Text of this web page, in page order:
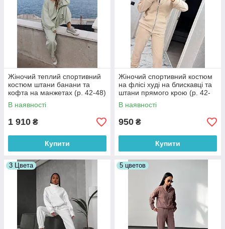
Жіночий теплий спортивний
костюм штани банани та
кофта на манжетах (р. 42-48)
63052064
В наявності
1 910 ₴
Купити
Жіночий спортивний костюм
на флісі худі на блискавці та
штани прямого крою (р. 42-
52) 7052065
В наявності
950 ₴
Купити
3 Цвета 5 цветов